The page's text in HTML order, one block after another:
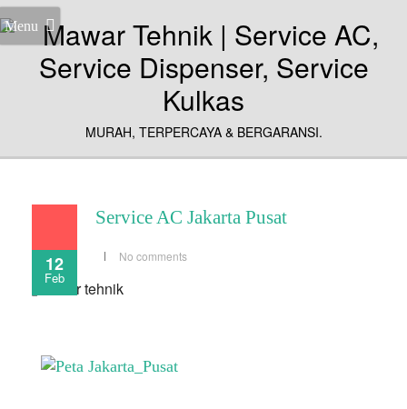
Menu
MURAH, TERPERCAYA & BERGARANSI.
12
Feb
Service AC Jakarta Pusat
No comments